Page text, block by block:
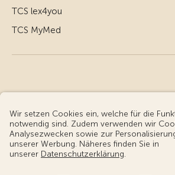
TCS lex4you
TCS MyMed
© Touring Club Schweiz